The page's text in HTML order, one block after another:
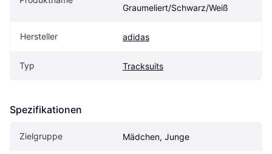
Graumeliert/Schwarz/Weiß
Hersteller adidas
Typ Tracksuits
Spezifikationen
Zielgruppe Mädchen, Junge